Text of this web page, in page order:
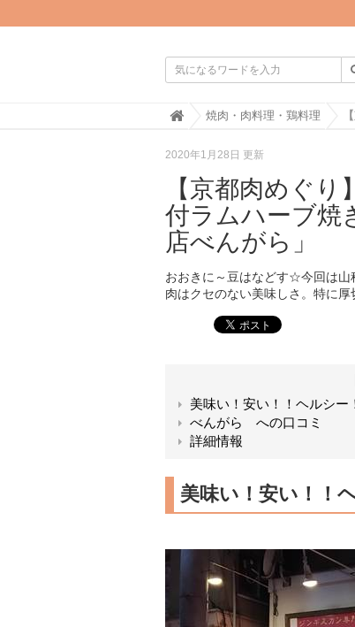
H
e
焼肉・肉料理・鶏料理
2020年1月28日 更新
【京都肉めぐ
付ラムハーブ焼
店べんがら」
おおきに～豆はなどす☆今回は山
肉はクセのない美味しさ。特に厚
美味い！安い！！ヘルシー
べんがら への口コミ
詳細情報
美味い！安い！！